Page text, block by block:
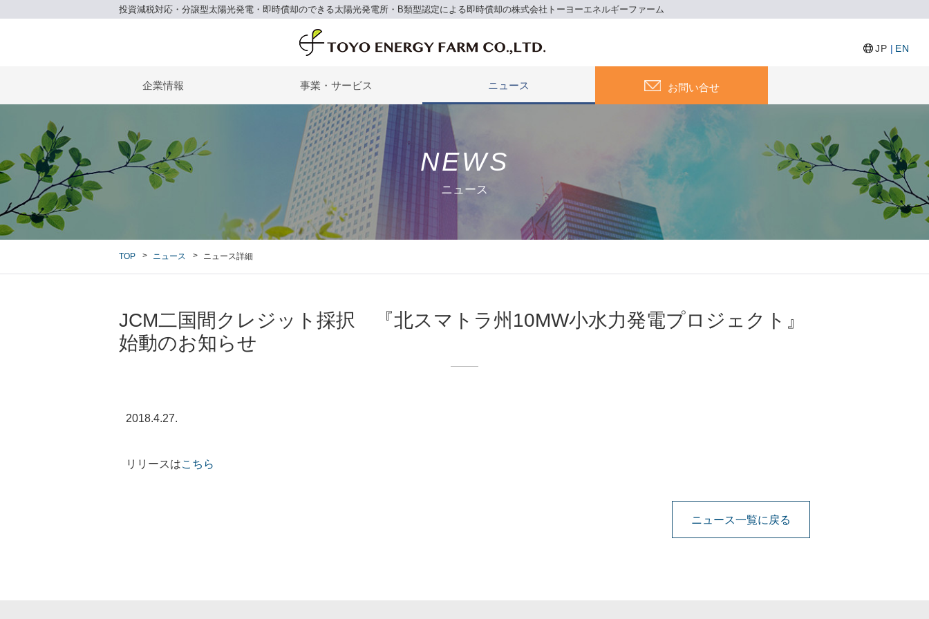
投資減税対応・分譲型太陽光発電・即時償却のできる太陽光発電所・B類型認定による即時償却の株式会社トーヨーエネルギーファーム
JP | EN
企業情報 事業・サービス ニュース お問い合せ
NEWS
ニュース
TOP ニュース ニュース詳細
JCM二国間クレジット採択 『北スマトラ州10MW小水力発電プロジェクト』
始動のお知らせ
2018.4.27.
リリースはこちら
ニュース一覧に戻る